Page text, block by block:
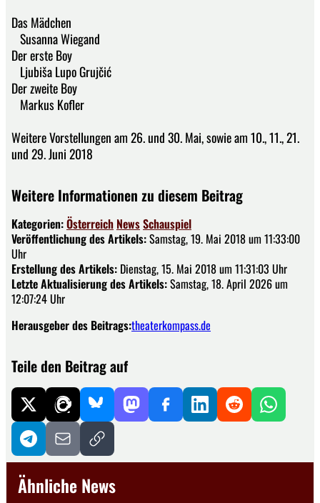
Das Mädchen
Susanna Wiegand
Der erste Boy
Ljubiša Lupo Grujčić
Der zweite Boy
Markus Kofler
Weitere Vorstellungen am 26. und 30. Mai, sowie am 10., 11., 21.
und 29. Juni 2018
Weitere Informationen zu diesem Beitrag
Kategorien:Österreich NewsSchauspiel
Veröffentlichung des Artikels:Samstag, 19. Mai 2018 um 11:33:00
Uhr
Erstellung des Artikels: Dienstag, 15. Mai 2018 um 11:31:03 Uhr
Letzte Aktualisierung des Artikels:Samstag, 18. April 2026 um
12:07:24 Uhr
Herausgeber des Beitrags:theaterkompass.de
Teile den Beitrag auf
Ähnliche News